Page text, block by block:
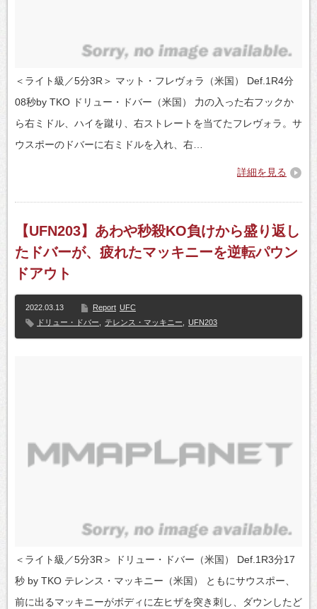
＜ライト級／5分3R＞ マット・フレヴォラ（米国） Def.1R4分
08秒by TKO ドリュー・ドバー（米国） 力の入った右フックか
ら右ミドル、ハイを蹴り、右ストレートを当てたフレヴォラ。サ
ウスポーのドバーに右ミドルを入れ、右…
詳細を見る
【UFN203】あわや秒殺KO負けから盛り返し
たドバーが、疲れたマッキニーを逆転パウン
ドアウト
2022.03.13 Report UFC
ドリュー・ドバー
テレンス・マッキニー UFN203
＜ライト級／5分3R＞ ドリュー・ドバー（米国） Def.1R3分17
秒 by TKO テレンス・マッキニー（米国） ともにサウスポー、
前に出るマッキニーがボディに左ヒザを突き刺し、ダウンしたど